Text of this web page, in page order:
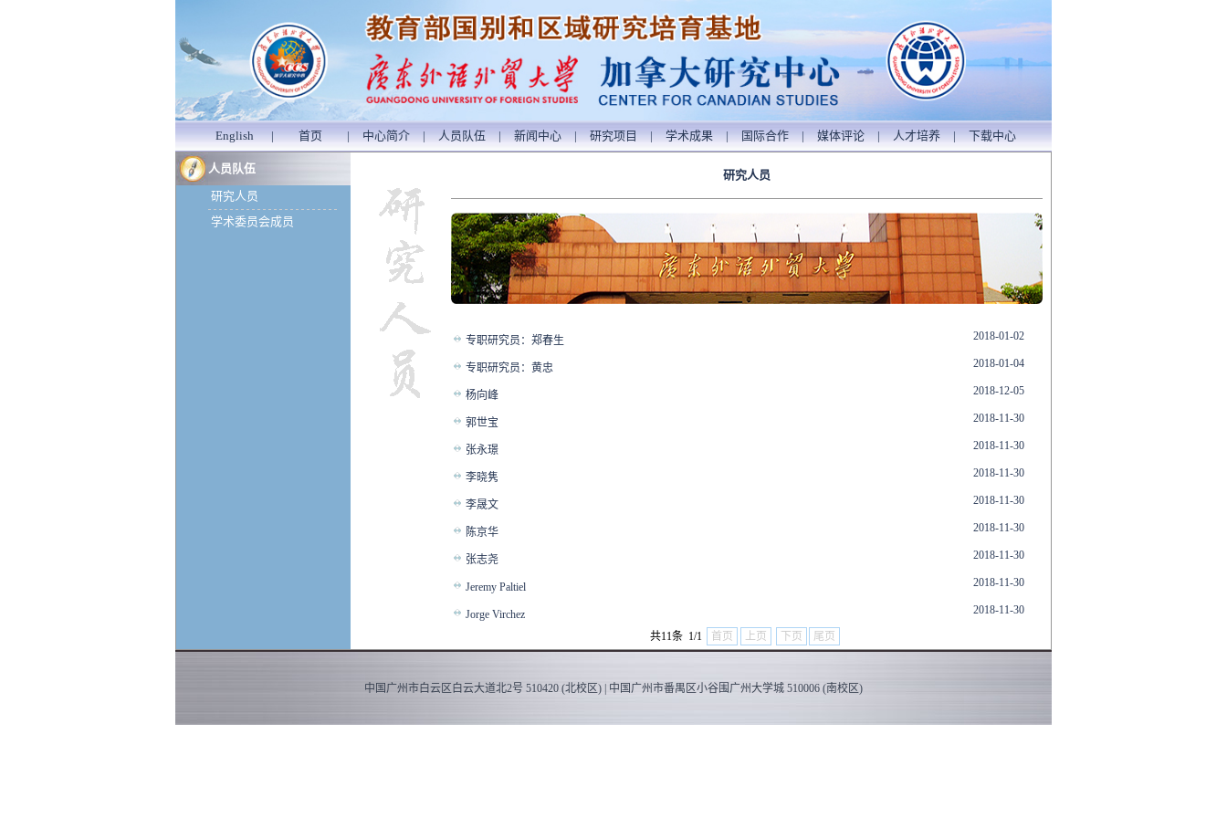
English | 首页 | 中心简介 | 人员队伍 | 新闻中心 | 研究项目 | 学术成果 | 国际合作 | 媒体评论 | 人才培养 | 下载中心
人员队伍
研究人员
学术委员会成员
研究人员
专职研究员：郑春生 2018-01-02
专职研究员：黄忠 2018-01-04
杨向峰 2018-12-05
郭世宝 2018-11-30
张永璟 2018-11-30
李晓隽 2018-11-30
李晟文 2018-11-30
陈京华 2018-11-30
张志尧 2018-11-30
Jeremy Paltiel 2018-11-30
Jorge Virchez 2018-11-30
共11条 1/1 首页 上页 下页 尾页
中国广州市白云区白云大道北2号 510420 (北校区) | 中国广州市番禺区小谷围广州大学城 510006 (南校区)